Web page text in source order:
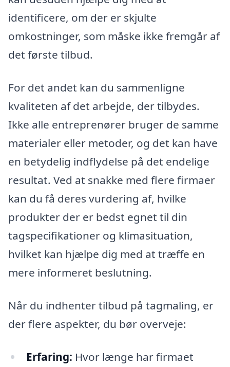
identificere, om der er skjulte
omkostninger, som måske ikke fremgår af
det første tilbud.
For det andet kan du sammenligne
kvaliteten af det arbejde, der tilbydes.
Ikke alle entreprenører bruger de samme
materialer eller metoder, og det kan have
en betydelig indflydelse på det endelige
resultat. Ved at snakke med flere firmaer
kan du få deres vurdering af, hvilke
produkter der er bedst egnet til din
tagspecifikationer og klimasituation,
hvilket kan hjælpe dig med at træffe en
mere informeret beslutning.
Når du indhenter tilbud på tagmaling, er
der flere aspekter, du bør overveje:
Erfaring: Hvor længe har firmaet